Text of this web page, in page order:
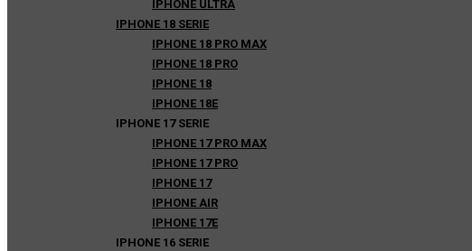
IPHONE ULTRA
IPHONE 18 SERIE
IPHONE 18 PRO MAX
IPHONE 18 PRO
IPHONE 18
IPHONE 18E
IPHONE 17 SERIE
IPHONE 17 PRO MAX
IPHONE 17 PRO
IPHONE 17
IPHONE AIR
IPHONE 17E
IPHONE 16 SERIE